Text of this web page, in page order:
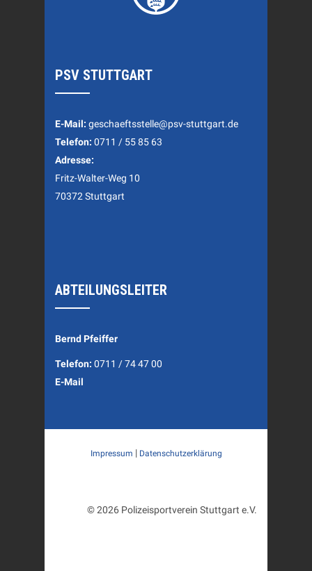
PSV STUTTGART
E-Mail: geschaeftsstelle@psv-stuttgart.de
Telefon: 0711 / 55 85 63
Adresse:
Fritz-Walter-Weg 10
70372 Stuttgart
ABTEILUNGSLEITER
Bernd Pfeiffer
Telefon: 0711 / 74 47 00
E-Mail
Impressum | Datenschutzerklärung
© 2026 Polizeisportverein Stuttgart e.V.